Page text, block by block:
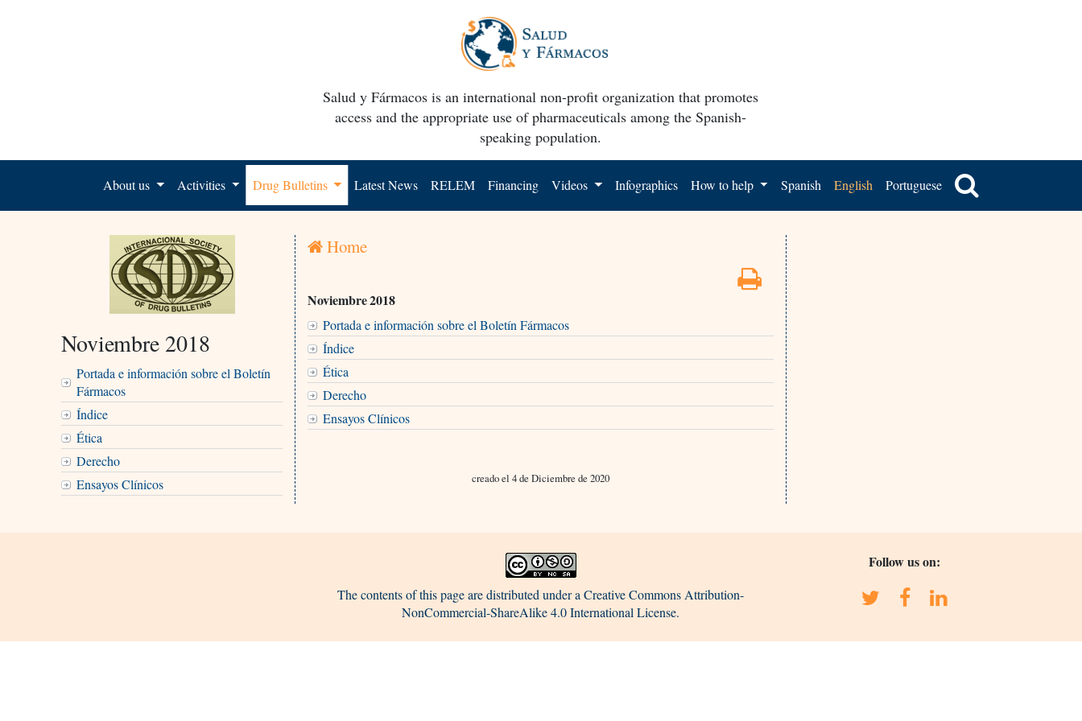
Salud y Fármacos is an international non-profit organization that promotes
access and the appropriate use of pharmaceuticals among the Spanish-
speaking population.
About us Activities Drug Bulletins Latest News RELEM Financing Videos Infographics How to help Spanish English Portuguese
Noviembre 2018
Portada e información sobre el Boletín
Fármacos
Índice
Ética
Derecho
Ensayos Clínicos
Home
Noviembre 2018
Portada e información sobre el Boletín Fármacos
Índice
Ética
Derecho
Ensayos Clínicos
creado el 4 de Diciembre de 2020
The contents of this page are distributed under a Creative Commons Attribution-
NonCommercial-ShareAlike 4.0 International License.
Follow us on: